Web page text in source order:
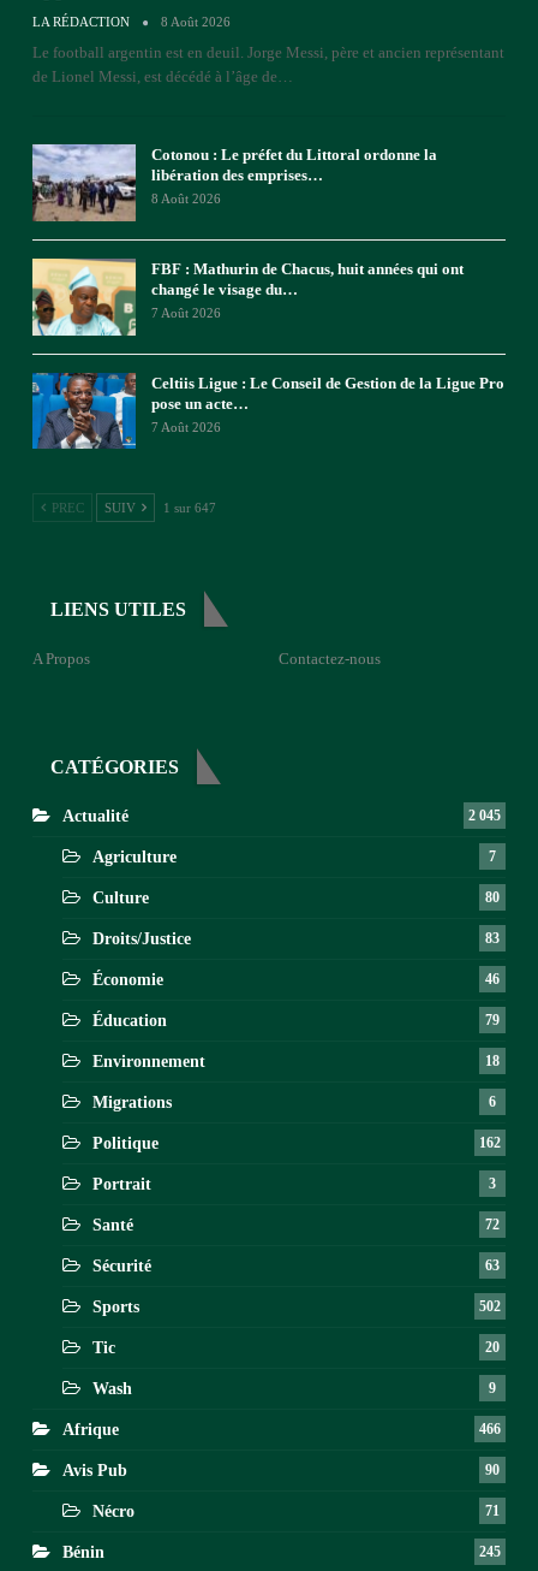
LA RÉDACTION 8 Août 2026
Le football argentin est en deuil. Jorge Messi, père et ancien représentant
de Lionel Messi, est décédé à l’âge de…
Cotonou : Le préfet du Littoral ordonne la
libération des emprises…
8 Août 2026
FBF : Mathurin de Chacus, huit années qui ont
changé le visage du…
7 Août 2026
Celtiis Ligue : Le Conseil de Gestion de la Ligue Pro
pose un acte…
7 Août 2026
PREC SUIV 1 sur 647
LIENS UTILES
A Propos Contactez-nous
CATÉGORIES
Actualité 2 045
Agriculture 7
Culture 80
Droits/Justice 83
Économie 46
Éducation 79
Environnement 18
Migrations 6
Politique 162
Portrait 3
Santé 72
Sécurité 63
Sports 502
Tic 20
Wash 9
Afrique 466
Avis Pub 90
Nécro 71
Bénin 245